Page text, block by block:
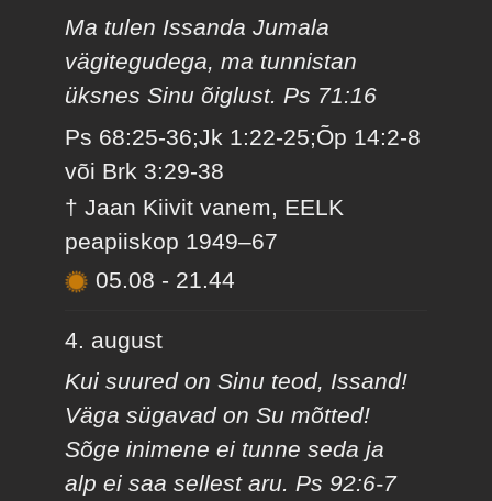
Ma tulen Issanda Jumala
vägitegudega, ma tunnistan
üksnes Sinu õiglust. Ps 71:16
Ps 68:25-36;Jk 1:22-25;Õp 14:2-8
või Brk 3:29-38
† Jaan Kiivit vanem, EELK
peapiiskop 1949–67
05.08 - 21.44
4. august
Kui suured on Sinu teod, Issand!
Väga sügavad on Su mõtted!
Sõge inimene ei tunne seda ja
alp ei saa sellest aru. Ps 92:6-7